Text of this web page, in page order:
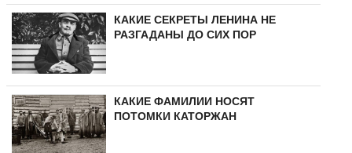
КАКИЕ СЕКРЕТЫ ЛЕНИНА НЕ
РАЗГАДАНЫ ДО СИХ ПОР
КАКИЕ ФАМИЛИИ НОСЯТ
ПОТОМКИ КАТОРЖАН